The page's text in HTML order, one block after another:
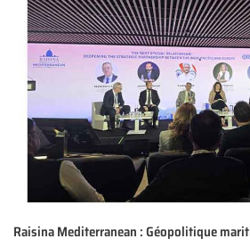
Raisina Mediterranean : Géopolitique